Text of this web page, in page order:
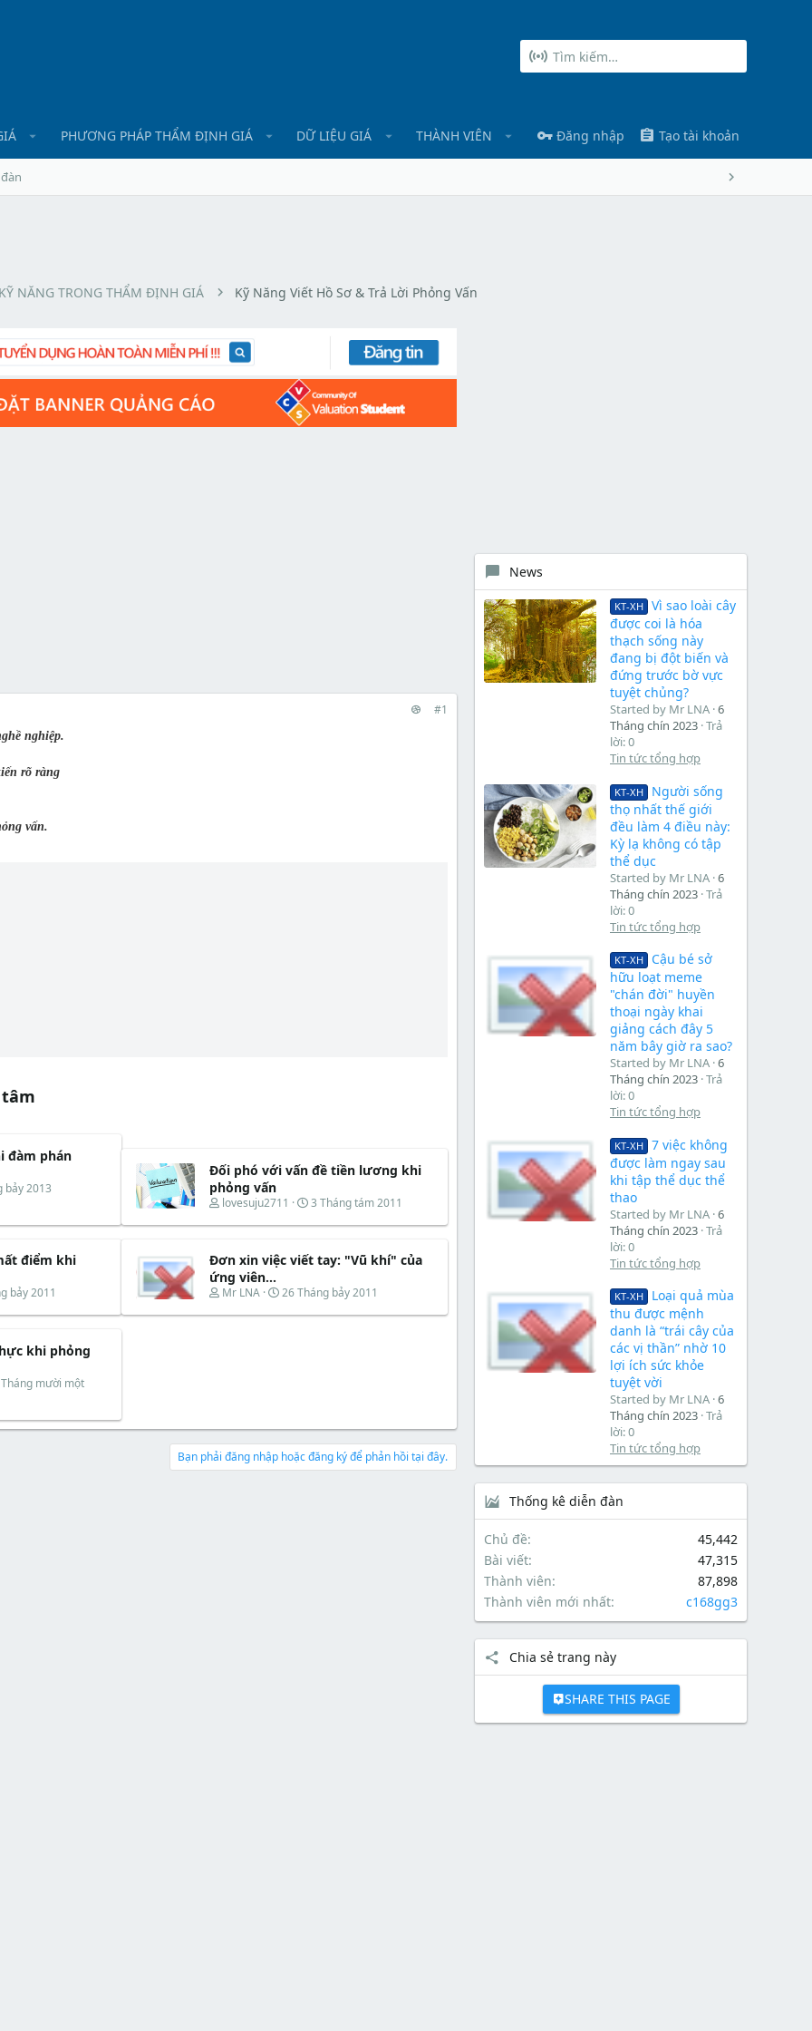
PHƯƠNG PHÁP THẨM ĐỊNH GIÁ DỮ LIỆU GIÁ THÀNH VIÊN Đăng nhập Tạo tài khoản
KỸ NĂNG TRONG THẨM ĐỊNH GIÁ Kỹ Năng Viết Hồ Sơ & Trả Lời Phỏng Vấn
#1
nghiệp.
rõ ràng
vấn.
đàm phán
bảy 2013
Đối phó với vấn đề tiền lương khi
phỏng vấn
T
r
a
d
s
a
lovesuju2711
N
à
b
t
ầ
3 Tháng tám 2011
điểm khi
bảy 2011
Đơn xin việc viết tay: "Vũ khí" của
ứng viên...
T
r
e
Mr LNA
N
à
26 Tháng bảy 2011
khi phỏng
mười một
Bạn phải đăng nhập hoặc đăng ký để phản hồi tại đây.
News
KT-XH
Vì sao loài cây
được coi là hóa
thạch sống này
đang bị đột biến và
đứng trước bờ vực
tuyệt chủng?
Started by Mr LNA 6
Tháng chín 2023 Trả
lời: 0
Tin tức tổng hợp
KT-XH
Người sống
thọ nhất thế giới
đều làm 4 điều này:
Kỳ lạ không có tập
thể dục
Started by Mr LNA 6
Tháng chín 2023 Trả
lời: 0
Tin tức tổng hợp
KT-XH
Cậu bé sở
hữu loạt meme
"chán đời" huyền
thoại ngày khai
giảng cách đây 5
năm bây giờ ra sao?
Started by Mr LNA 6
Tháng chín 2023 Trả
lời: 0
Tin tức tổng hợp
KT-XH
7 việc không
được làm ngay sau
khi tập thể dục thể
thao
Started by Mr LNA 6
Tháng chín 2023 Trả
lời: 0
Tin tức tổng hợp
KT-XH
Loại quả mùa
thu được mệnh
danh là “trái cây của
các vị thần” nhờ 10
lợi ích sức khỏe
tuyệt vời
Started by Mr LNA 6
Tháng chín 2023 Trả
lời: 0
Tin tức tổng hợp
Thống kê diễn đàn
Chủ đề
45,442
Bài viết
47,315
Thành viên
87,898
Thành viên mới nhất
c168gg3
Chia sẻ trang này
SHARE THIS PAGE